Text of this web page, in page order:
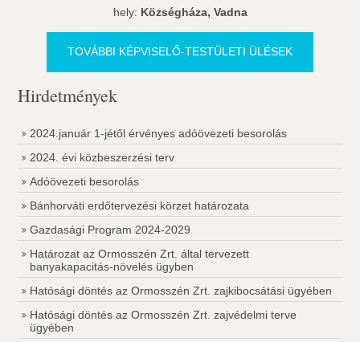
hely: Községháza, Vadna
TOVÁBBI KÉPVISELŐ-TESTÜLETI ÜLÉSEK
Hirdetmények
2024.január 1-jétől érvényes adóövezeti besorolás
2024. évi közbeszerzési terv
Adóövezeti besorolás
Bánhorváti erdőtervezési körzet határozata
Gazdasági Program 2024-2029
Határozat az Ormosszén Zrt. által tervezett
banyakapacitás-növelés ügyben
Hatósági döntés az Ormosszén Zrt. zajkibocsátási ügyében
Hatósági döntés az Ormosszén Zrt. zajvédelmi terve
ügyében